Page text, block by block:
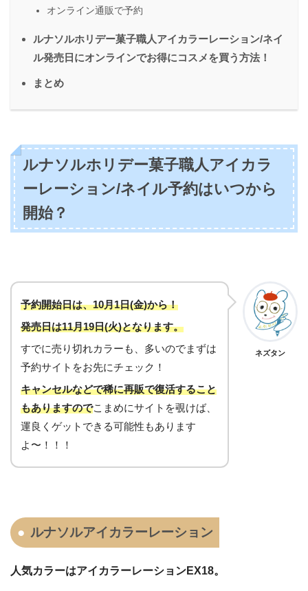
オンライン通販で予約
ルナソルホリデー菓子職人アイカラーレーション/ネイ
ル発売日にオンラインでお得にコスメを買う方法！
まとめ
ルナソルホリデー菓子職人アイカラ
ーレーション/ネイル予約はいつから
開始？
予約開始日は、10月1日(金)から！
発売日は11月19日(火)となります。
すでに売り切れカラーも、多いのでまずは
予約サイトをお先にチェック！
キャンセルなどで稀に再販で復活すること
もありますのでこまめにサイトを覗けば、
運良くゲットできる可能性もあります
よ〜！！！
ネズタン
ルナソルアイカラーレーション
人気カラーはアイカラーレーションEX18。